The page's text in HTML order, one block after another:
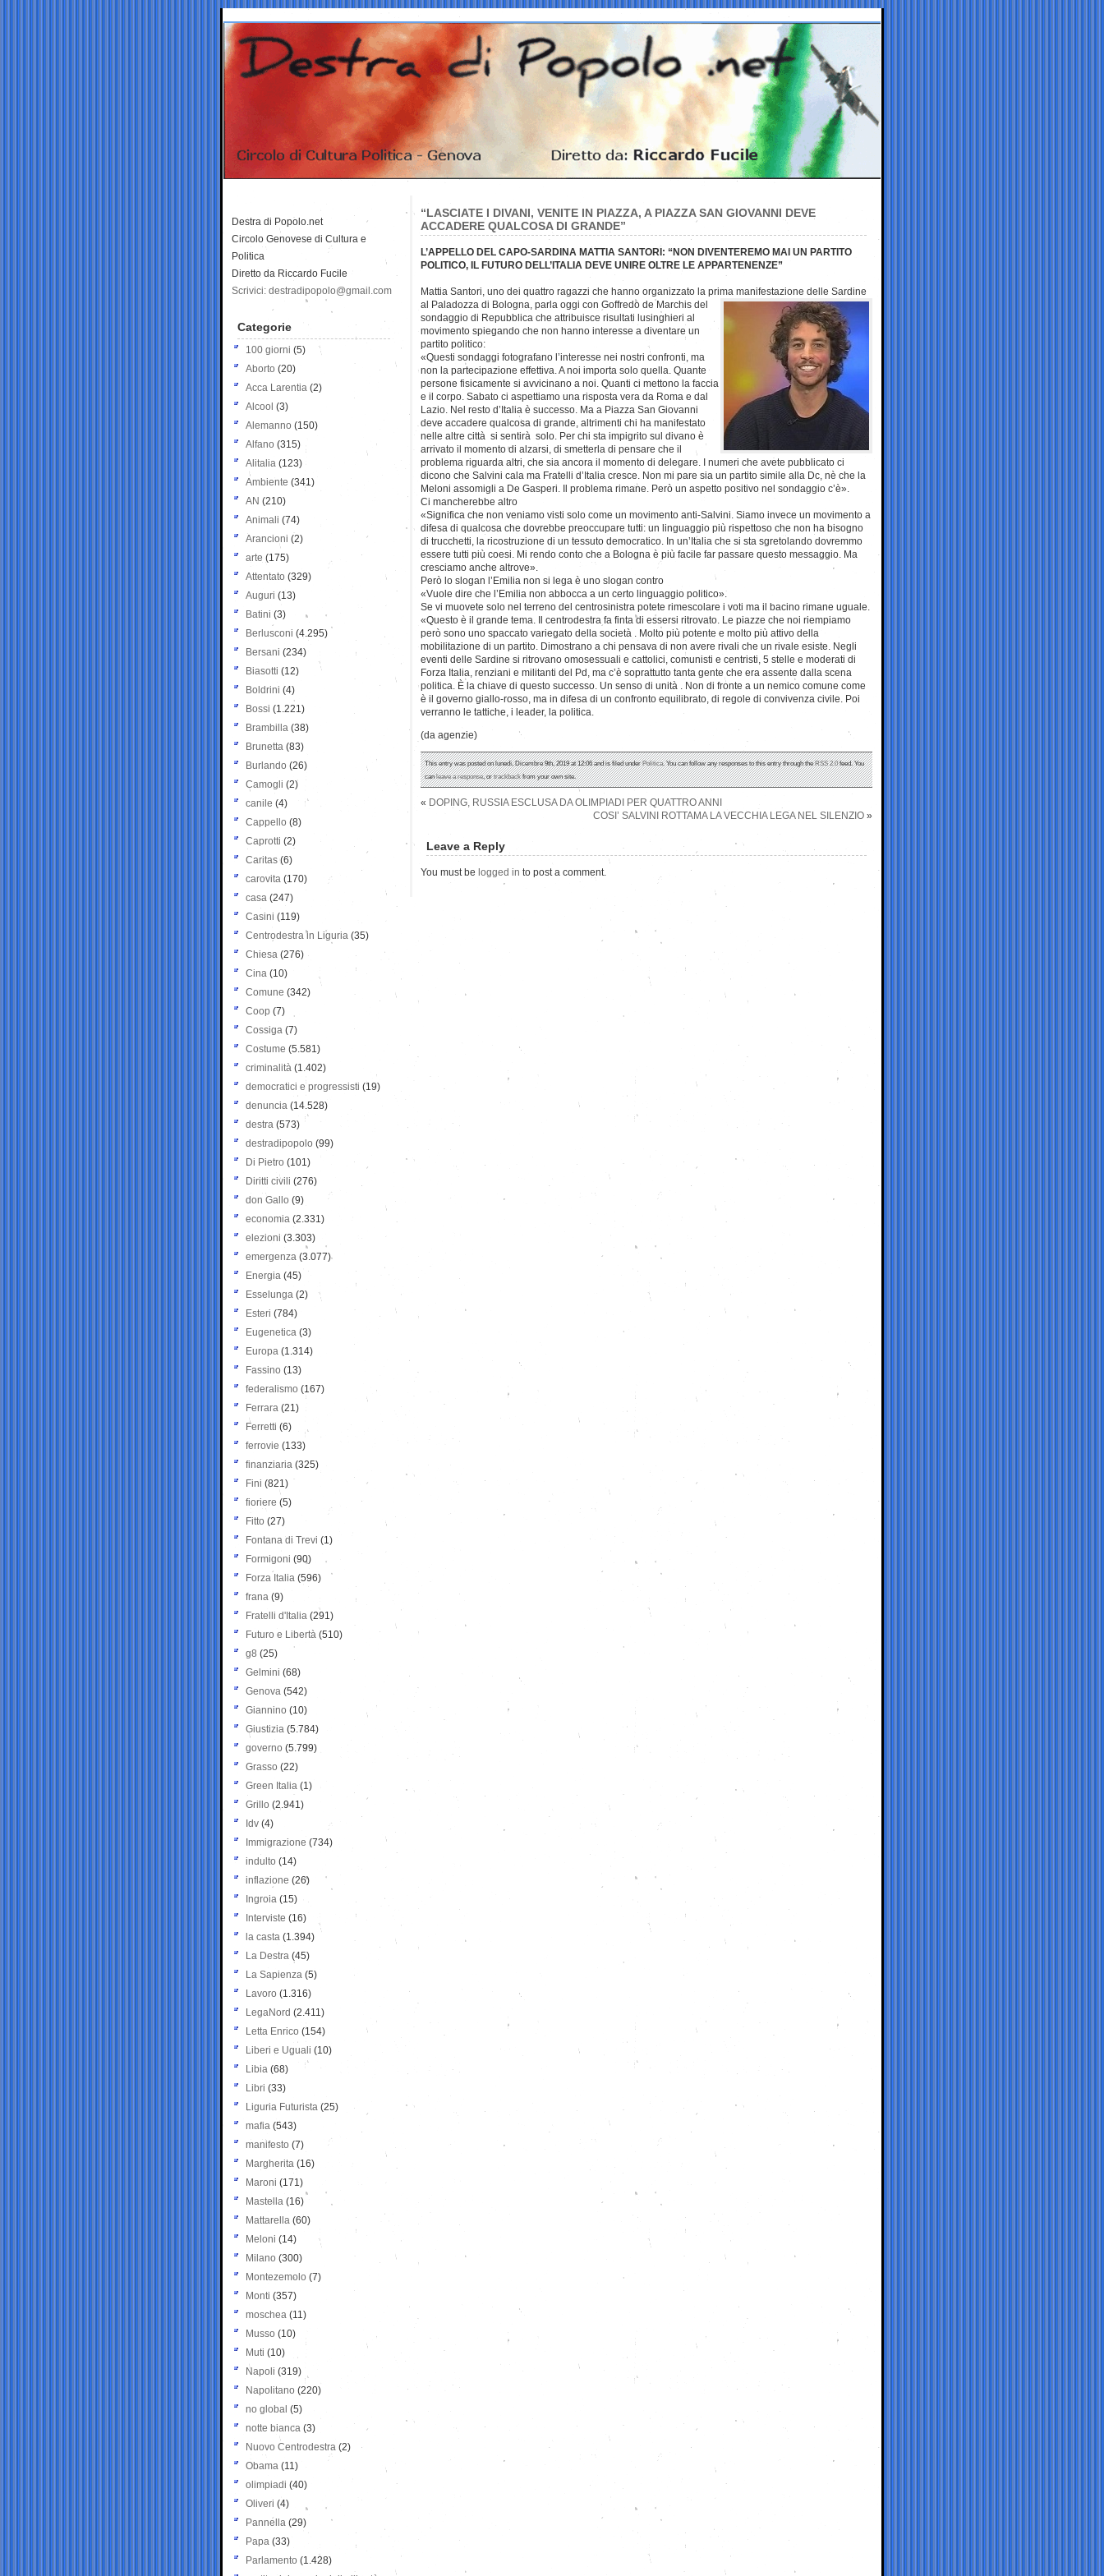
“LASCIATE I DIVANI, VENITE IN PIAZZA, A PIAZZA SAN GIOVANNI DEVE
ACCADERE QUALCOSA DI GRANDE”
L’APPELLO DEL CAPO-SARDINA MATTIA SANTORI: “NON DIVENTEREMO MAI UN PARTITO
POLITICO, IL FUTURO DELL’ITALIA DEVE UNIRE OLTRE LE APPARTENENZE”
Mattia Santori, uno dei quattro ragazzi che hanno organizzato la prima manifestazione delle Sardine
al Paladozza di Bologna, parla oggi con Goffredo de Marchis del
sondaggio di Repubblica che attribuisce risultati lusinghieri al
movimento spiegando che non hanno interesse a diventare un
partito politico:
«Questi sondaggi fotografano l’interesse nei nostri confronti, ma
non la partecipazione effettiva. A noi importa solo quella. Quante
persone fisicamente si avvicinano a noi. Quanti ci mettono la faccia
e il corpo. Sabato ci aspettiamo una risposta vera da Roma e dal
Lazio. Nel resto d’Italia è successo. Ma a Piazza San Giovanni
deve accadere qualcosa di grande, altrimenti chi ha manifestato
nelle altre città si sentirà solo. Per chi sta impigrito sul divano è
arrivato il momento di alzarsi, di smetterla di pensare che il
problema riguarda altri, che sia ancora il momento di delegare. I numeri che avete pubblicato ci
dicono che Salvini cala ma Fratelli d’Italia cresce. Non mi pare sia un partito simile alla Dc, nè che la
Meloni assomigli a De Gasperi. Il problema rimane. Però un aspetto positivo nel sondaggio c’è».
Ci mancherebbe altro
«Significa che non veniamo visti solo come un movimento anti-Salvini. Siamo invece un movimento a
difesa di qualcosa che dovrebbe preoccupare tutti: un linguaggio più rispettoso che non ha bisogno
di trucchetti, la ricostruzione di un tessuto democratico. In un’Italia che si sta sgretolando dovremmo
essere tutti più coesi. Mi rendo conto che a Bologna è più facile far passare questo messaggio. Ma
cresciamo anche altrove».
Però lo slogan l’Emilia non si lega è uno slogan contro
«Vuole dire che l’Emilia non abbocca a un certo linguaggio politico».
Se vi muovete solo nel terreno del centrosinistra potete rimescolare i voti ma il bacino rimane uguale.
«Questo è il grande tema. Il centrodestra fa finta di essersi ritrovato. Le piazze che noi riempiamo
però sono uno spaccato variegato della società . Molto più potente e molto più attivo della
mobilitazione di un partito. Dimostrano a chi pensava di non avere rivali che un rivale esiste. Negli
eventi delle Sardine si ritrovano omosessuali e cattolici, comunisti e centristi, 5 stelle e moderati di
Forza Italia, renziani e militanti del Pd, ma c’è soprattutto tanta gente che era assente dalla scena
politica. È la chiave di questo successo. Un senso di unità . Non di fronte a un nemico comune come
è il governo giallo-rosso, ma in difesa di un confronto equilibrato, di regole di convivenza civile. Poi
verranno le tattiche, i leader, la politica.
(da agenzie)
This entry was posted on lunedì, Dicembre 9th, 2019 at 12:06 and is filed underPolitica. You can follow any responses to this entry through theRSS 2.0feed. You
canleave a response, ortrackbackfrom your own site.
« DOPING, RUSSIA ESCLUSA DA OLIMPIADI PER QUATTRO ANNI
COSI’ SALVINI ROTTAMA LA VECCHIA LEGA NEL SILENZIO »
Leave a Reply
You must be logged in to post a comment.
Destra di Popolo.net
Circolo Genovese di Cultura e
Politica
Diretto da Riccardo Fucile
Scrivici: destradipopolo@gmail.com
Categorie
100 giorni (5)
Aborto (20)
Acca Larentia (2)
Alcool (3)
Alemanno (150)
Alfano (315)
Alitalia (123)
Ambiente (341)
AN (210)
Animali (74)
Arancioni (2)
arte (175)
Attentato (329)
Auguri (13)
Batini (3)
Berlusconi (4.295)
Bersani (234)
Biasotti (12)
Boldrini (4)
Bossi (1.221)
Brambilla (38)
Brunetta (83)
Burlando (26)
Camogli (2)
canile (4)
Cappello (8)
Caprotti (2)
Caritas (6)
carovita (170)
casa (247)
Casini (119)
Centrodestra in Liguria (35)
Chiesa (276)
Cina (10)
Comune (342)
Coop (7)
Cossiga (7)
Costume (5.581)
criminalità (1.402)
democratici e progressisti (19)
denuncia (14.528)
destra (573)
destradipopolo (99)
Di Pietro (101)
Diritti civili (276)
don Gallo (9)
economia (2.331)
elezioni (3.303)
emergenza (3.077)
Energia (45)
Esselunga (2)
Esteri (784)
Eugenetica (3)
Europa (1.314)
Fassino (13)
federalismo (167)
Ferrara (21)
Ferretti (6)
ferrovie (133)
finanziaria (325)
Fini (821)
fioriere (5)
Fitto (27)
Fontana di Trevi (1)
Formigoni (90)
Forza Italia (596)
frana (9)
Fratelli d'Italia (291)
Futuro e Libertà (510)
g8 (25)
Gelmini (68)
Genova (542)
Giannino (10)
Giustizia (5.784)
governo (5.799)
Grasso (22)
Green Italia (1)
Grillo (2.941)
Idv (4)
Immigrazione (734)
indulto (14)
inflazione (26)
Ingroia (15)
Interviste (16)
la casta (1.394)
La Destra (45)
La Sapienza (5)
Lavoro (1.316)
LegaNord (2.411)
Letta Enrico (154)
Liberi e Uguali (10)
Libia (68)
Libri (33)
Liguria Futurista (25)
mafia (543)
manifesto (7)
Margherita (16)
Maroni (171)
Mastella (16)
Mattarella (60)
Meloni (14)
Milano (300)
Montezemolo (7)
Monti (357)
moschea (11)
Musso (10)
Muti (10)
Napoli (319)
Napolitano (220)
no global (5)
notte bianca (3)
Nuovo Centrodestra (2)
Obama (11)
olimpiadi (40)
Oliveri (4)
Pannella (29)
Papa (33)
Parlamento (1.428)